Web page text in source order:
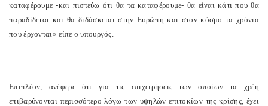
καταφέρουμε -και πιστεύω ότι θα τα καταφέρουμε- θα είναι κάτι που θα
παραδίδεται και θα διδάσκεται στην Ευρώπη και στον κόσμο τα χρόνια
που έρχονται» είπε ο υπουργός.
Επιπλέον, ανέφερε ότι για τις επιχειρήσεις των οποίων τα χρέη
επιβαρύνονται περισσότερο λόγω των υψηλών επιτοκίων της κρίσης, έχει